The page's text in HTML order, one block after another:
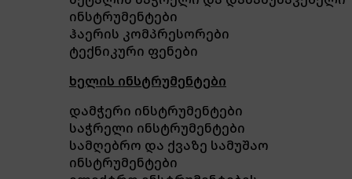
ინსტრუმენტები
ჰაერის კომპრესორები
ტექნიკური ფენები
ხელის ინსტრუმენტები
დამჭერი ინსტრუმენტები
საჭრელი ინსტრუმენტები
სამღებრო და ქვაზე სამუშაო
ინსტრუმენტები